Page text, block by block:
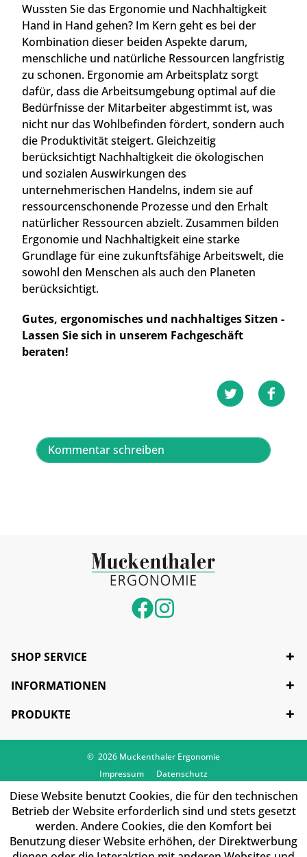
Wussten Sie das Ergonomie und Nachhaltigkeit
Hand in Hand gehen? Im Kern geht es bei der
Kombination dieser beiden Aspekte darum,
menschliche und natürliche Ressourcen langfristig
zu schonen. Ergonomie am Arbeitsplatz sorgt
dafür, dass die Arbeitsumgebung optimal auf die
Bedürfnisse der Mitarbeiter abgestimmt ist, was
nicht nur das Wohlbefinden fördert, sondern auch
die Produktivität steigert. Gleichzeitig
berücksichtigt Nachhaltigkeit die ökologischen
und sozialen Auswirkungen des
unternehmerischen Handelns, indem sie auf
ressourcenschonende Prozesse und den Erhalt
natürlicher Ressourcen abzielt. Zusammen bilden
Ergonomie und Nachhaltigkeit eine starke
Grundlage für eine zukunftsfähige Arbeitswelt, die
sowohl den Menschen als auch den Planeten
berücksichtigt.
Gutes, ergonomisches und nachhaltiges Sitzen -
Lassen Sie sich in unserem Fachgeschäft
beraten!
Kommentar schreiben
SHOP SERVICE
INFORMATIONEN
PRODUKTE
© 2026 Muckenthaler Ergonomie
Impressum
Datenschutz
Diese Website benutzt Cookies, die für den technischen
Betrieb der Website erforderlich sind und stets gesetzt
werden. Andere Cookies, die den Komfort bei
Benutzung dieser Website erhöhen, der Direktwerbung